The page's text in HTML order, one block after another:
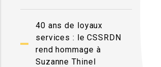
40 ans de loyaux
services : le CSSRDN
rend hommage à
Suzanne Thinel